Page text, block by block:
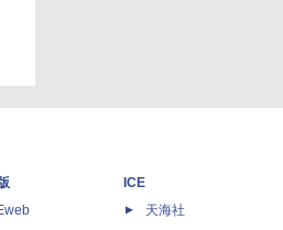
ICE
天海社